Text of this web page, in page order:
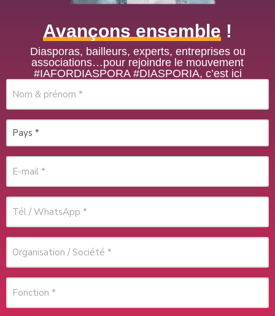
Avançons ensemble !
Diasporas, bailleurs, experts, entreprises ou
associations…pour rejoindre le mouvement
#IAFORDIASPORA #DIASPORIA, c’est ici
prénom
(Nécessaire)
Pays
mail
(Nécessaire)
(Nécessaire)
Société
(Nécessaire)